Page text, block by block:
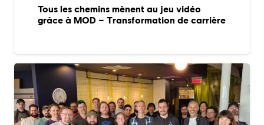
Tous les chemins mènent au jeu vidéo
grâce à MOD – Transformation de carrière